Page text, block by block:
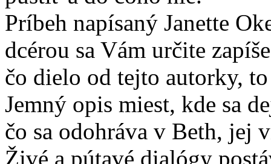
Príbeh napísaný Janette
dcérou sa Vám určite
čo dielo od tejto autorky,
Jemný opis miest, kde sa
čo sa odohráva v Beth, jej
Živé a pútavé dialógy